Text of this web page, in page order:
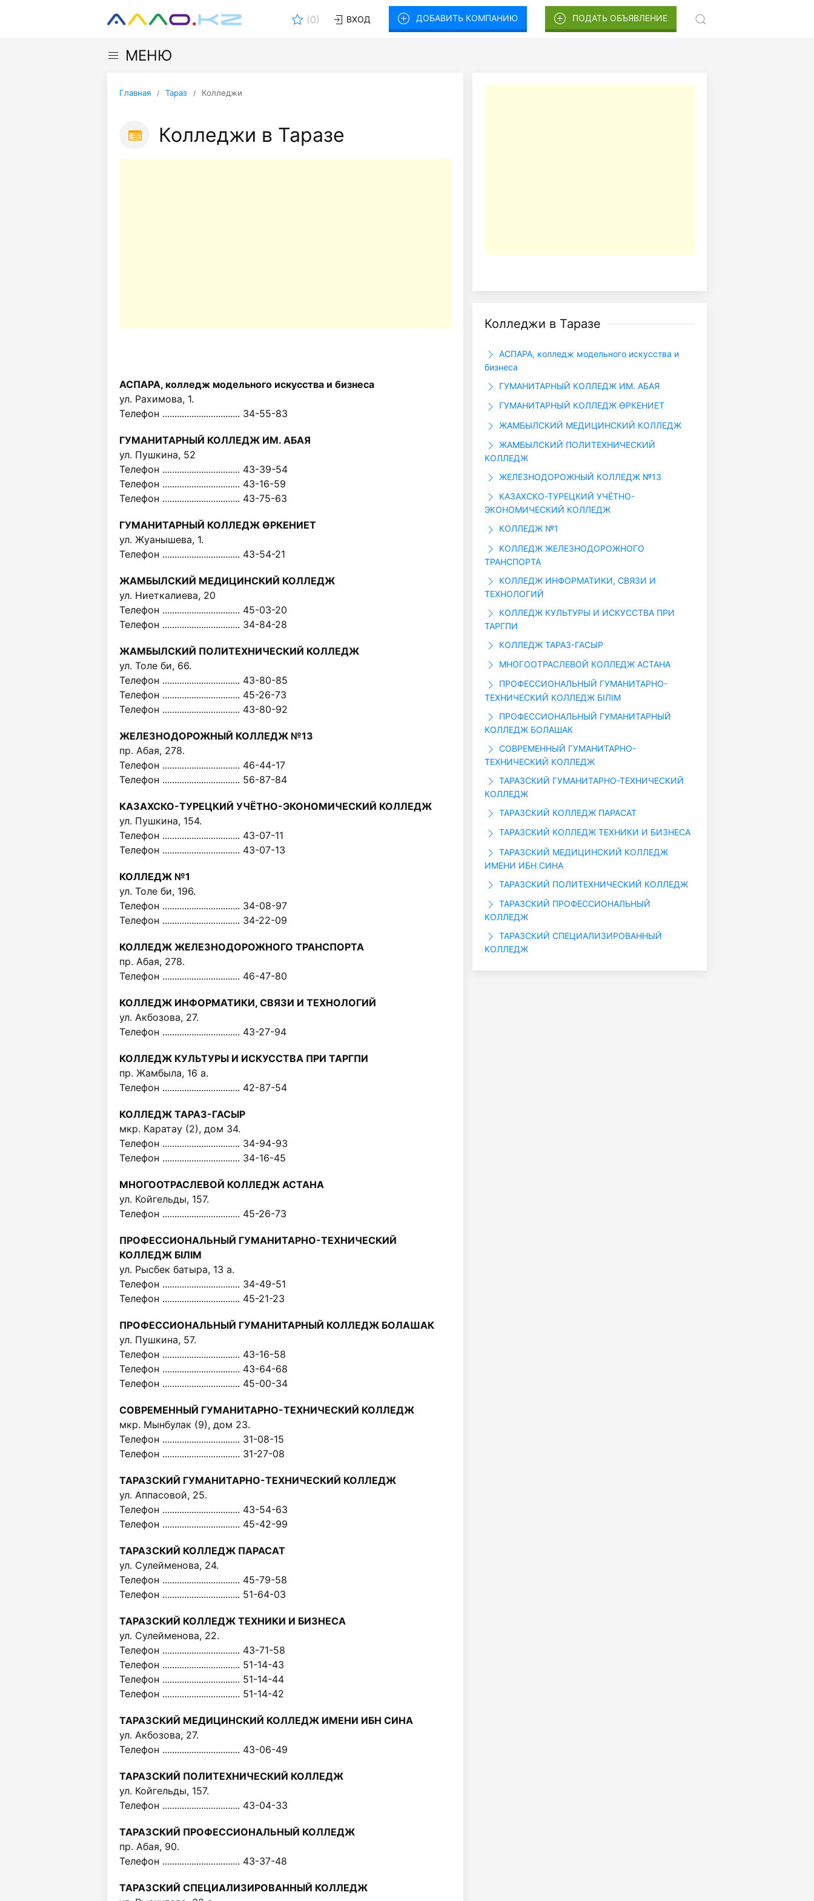
(0) ВХОД ДОБАВИТЬ КОМПАНИЮ ПОДАТЬ ОБЪЯВЛЕНИЕ
МЕНЮ
Главная Тараз Колледжи
Колледжи в Таразе
АСПАРА, колледж модельного искусства и бизнеса
ул. Рахимова, 1.
Телефон ................................ 34-55-83
ГУМАНИТАРНЫЙ КОЛЛЕДЖ ИМ. АБАЯ
ул. Пушкина, 52
Телефон ................................ 43-39-54
Телефон ................................ 43-16-59
Телефон ................................ 43-75-63
ГУМАНИТАРНЫЙ КОЛЛЕДЖ ӨРКЕНИЕТ
ул. Жуанышева, 1.
Телефон ................................ 43-54-21
ЖАМБЫЛСКИЙ МЕДИЦИНСКИЙ КОЛЛЕДЖ
ул. Ниеткалиева, 20
Телефон ................................ 45-03-20
Телефон ................................ 34-84-28
ЖАМБЫЛСКИЙ ПОЛИТЕХНИЧЕСКИЙ КОЛЛЕДЖ
ул. Толе би, 66.
Телефон ................................ 43-80-85
Телефон ................................ 45-26-73
Телефон ................................ 43-80-92
ЖЕЛЕЗНОДОРОЖНЫЙ КОЛЛЕДЖ №13
пр. Абая, 278.
Телефон ................................ 46-44-17
Телефон ................................ 56-87-84
КАЗАХСКО-ТУРЕЦКИЙ УЧЁТНО-ЭКОНОМИЧЕСКИЙ КОЛЛЕДЖ
ул. Пушкина, 154.
Телефон ................................ 43-07-11
Телефон ................................ 43-07-13
КОЛЛЕДЖ №1
ул. Толе би, 196.
Телефон ................................ 34-08-97
Телефон ................................ 34-22-09
КОЛЛЕДЖ ЖЕЛЕЗНОДОРОЖНОГО ТРАНСПОРТА
пр. Абая, 278.
Телефон ................................ 46-47-80
КОЛЛЕДЖ ИНФОРМАТИКИ, СВЯЗИ И ТЕХНОЛОГИЙ
ул. Акбозова, 27.
Телефон ................................ 43-27-94
КОЛЛЕДЖ КУЛЬТУРЫ И ИСКУССТВА ПРИ ТАРГПИ
пр. Жамбыла, 16 а.
Телефон ................................ 42-87-54
КОЛЛЕДЖ ТАРАЗ-ГАСЫР
мкр. Каратау (2), дом 34.
Телефон ................................ 34-94-93
Телефон ................................ 34-16-45
МНОГООТРАСЛЕВОЙ КОЛЛЕДЖ АСТАНА
ул. Койгельды, 157.
Телефон ................................ 45-26-73
ПРОФЕССИОНАЛЬНЫЙ ГУМАНИТАРНО-ТЕХНИЧЕСКИЙ
КОЛЛЕДЖ БIЛIМ
ул. Рысбек батыра, 13 а.
Телефон ................................ 34-49-51
Телефон ................................ 45-21-23
ПРОФЕССИОНАЛЬНЫЙ ГУМАНИТАРНЫЙ КОЛЛЕДЖ БОЛАШАК
ул. Пушкина, 57.
Телефон ................................ 43-16-58
Телефон ................................ 43-64-68
Телефон ................................ 45-00-34
СОВРЕМЕННЫЙ ГУМАНИТАРНО-ТЕХНИЧЕСКИЙ КОЛЛЕДЖ
мкр. Мынбулак (9), дом 23.
Телефон ................................ 31-08-15
Телефон ................................ 31-27-08
ТАРАЗСКИЙ ГУМАНИТАРНО-ТЕХНИЧЕСКИЙ КОЛЛЕДЖ
ул. Аппасовой, 25.
Телефон ................................ 43-54-63
Телефон ................................ 45-42-99
ТАРАЗСКИЙ КОЛЛЕДЖ ПАРАСАТ
ул. Сулейменова, 24.
Телефон ................................ 45-79-58
Телефон ................................ 51-64-03
ТАРАЗСКИЙ КОЛЛЕДЖ ТЕХНИКИ И БИЗНЕСА
ул. Сулейменова, 22.
Телефон ................................ 43-71-58
Телефон ................................ 51-14-43
Телефон ................................ 51-14-44
Телефон ................................ 51-14-42
ТАРАЗСКИЙ МЕДИЦИНСКИЙ КОЛЛЕДЖ ИМЕНИ ИБН СИНА
ул. Акбозова, 27.
Телефон ................................ 43-06-49
ТАРАЗСКИЙ ПОЛИТЕХНИЧЕСКИЙ КОЛЛЕДЖ
ул. Койгельды, 157.
Телефон ................................ 43-04-33
ТАРАЗСКИЙ ПРОФЕССИОНАЛЬНЫЙ КОЛЛЕДЖ
пр. Абая, 90.
Телефон ................................ 43-37-48
ТАРАЗСКИЙ СПЕЦИАЛИЗИРОВАННЫЙ КОЛЛЕДЖ
Колледжи в Таразе
АСПАРА, колледж модельного искусства и
бизнеса
ГУМАНИТАРНЫЙ КОЛЛЕДЖ ИМ. АБАЯ
ГУМАНИТАРНЫЙ КОЛЛЕДЖ ӨРКЕНИЕТ
ЖАМБЫЛСКИЙ МЕДИЦИНСКИЙ КОЛЛЕДЖ
ЖАМБЫЛСКИЙ ПОЛИТЕХНИЧЕСКИЙ
КОЛЛЕДЖ
ЖЕЛЕЗНОДОРОЖНЫЙ КОЛЛЕДЖ №13
КАЗАХСКО-ТУРЕЦКИЙ УЧЁТНО-
ЭКОНОМИЧЕСКИЙ КОЛЛЕДЖ
КОЛЛЕДЖ №1
КОЛЛЕДЖ ЖЕЛЕЗНОДОРОЖНОГО
ТРАНСПОРТА
КОЛЛЕДЖ ИНФОРМАТИКИ, СВЯЗИ И
ТЕХНОЛОГИЙ
КОЛЛЕДЖ КУЛЬТУРЫ И ИСКУССТВА ПРИ
ТАРГПИ
КОЛЛЕДЖ ТАРАЗ-ГАСЫР
МНОГООТРАСЛЕВОЙ КОЛЛЕДЖ АСТАНА
ПРОФЕССИОНАЛЬНЫЙ ГУМАНИТАРНО-
ТЕХНИЧЕСКИЙ КОЛЛЕДЖ БIЛIМ
ПРОФЕССИОНАЛЬНЫЙ ГУМАНИТАРНЫЙ
КОЛЛЕДЖ БОЛАШАК
СОВРЕМЕННЫЙ ГУМАНИТАРНО-
ТЕХНИЧЕСКИЙ КОЛЛЕДЖ
ТАРАЗСКИЙ ГУМАНИТАРНО-ТЕХНИЧЕСКИЙ
КОЛЛЕДЖ
ТАРАЗСКИЙ КОЛЛЕДЖ ПАРАСАТ
ТАРАЗСКИЙ КОЛЛЕДЖ ТЕХНИКИ И БИЗНЕСА
ТАРАЗСКИЙ МЕДИЦИНСКИЙ КОЛЛЕДЖ
ИМЕНИ ИБН СИНА
ТАРАЗСКИЙ ПОЛИТЕХНИЧЕСКИЙ КОЛЛЕДЖ
ТАРАЗСКИЙ ПРОФЕССИОНАЛЬНЫЙ
КОЛЛЕДЖ
ТАРАЗСКИЙ СПЕЦИАЛИЗИРОВАННЫЙ
КОЛЛЕДЖ